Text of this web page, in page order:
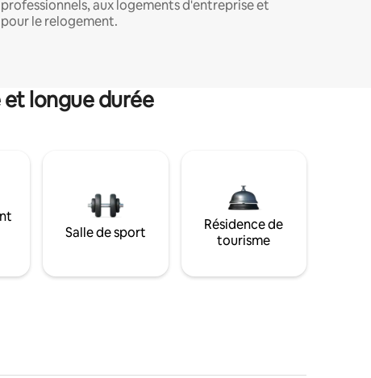
professionnels, aux logements d'entreprise et
pour le relogement.
longue durée
Salle de sport
Résidence de
tourisme